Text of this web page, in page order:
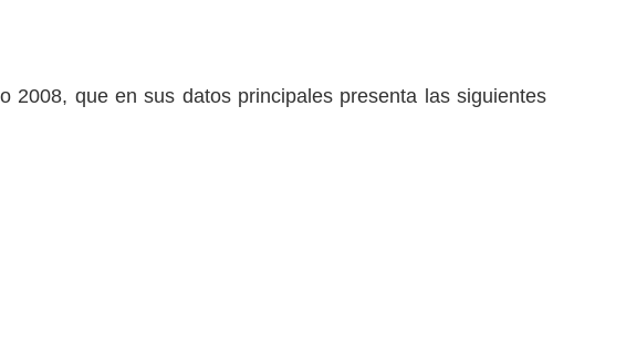
que en sus datos principales presenta las siguientes